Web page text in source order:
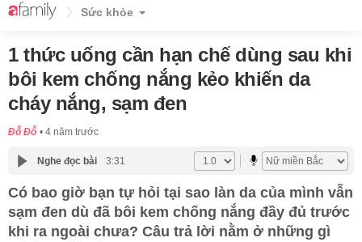
Sức khỏe
1 thức uống cần hạn chế dùng sau khi
bôi kem chống nắng kẻo khiến da
cháy nắng, sạm đen
Đỗ Đỗ 4 năm trước
Nghe đọc bài 3:31
Có bao giờ bạn tự hỏi tại sao làn da của mình vẫn
sạm đen dù đã bôi kem chống nắng đầy đủ trước
khi ra ngoài chưa? Câu trả lời nằm ở những gì